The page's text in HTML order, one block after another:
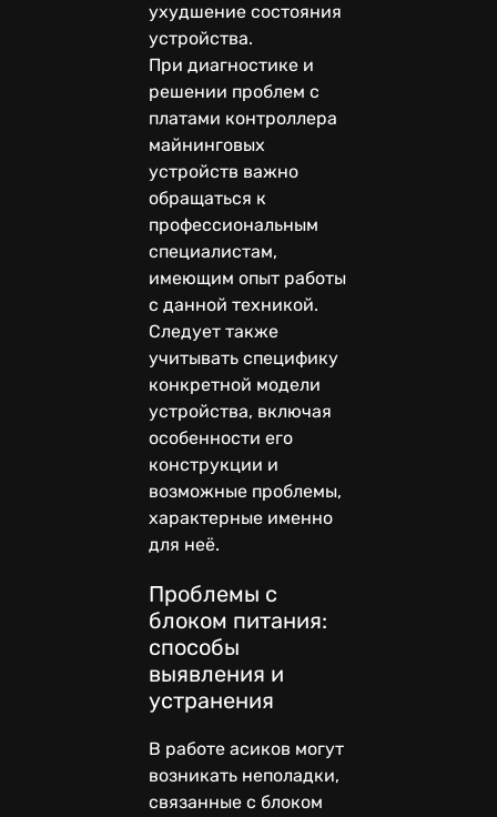
ухудшение состояния
устройства.
При диагностике и
решении проблем с
платами контроллера
майнинговых
устройств важно
обращаться к
профессиональным
специалистам,
имеющим опыт работы
с данной техникой.
Следует также
учитывать специфику
конкретной модели
устройства, включая
особенности его
конструкции и
возможные проблемы,
характерные именно
для неё.
Проблемы с
блоком питания:
способы
выявления и
устранения
В работе асиков могут
возникать неполадки,
связанные с блоком